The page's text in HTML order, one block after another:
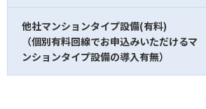
他社マンションタイプ設備(有料)
（個別有料回線でお申込みいただけるマ
ンションタイプ設備の導入有無）